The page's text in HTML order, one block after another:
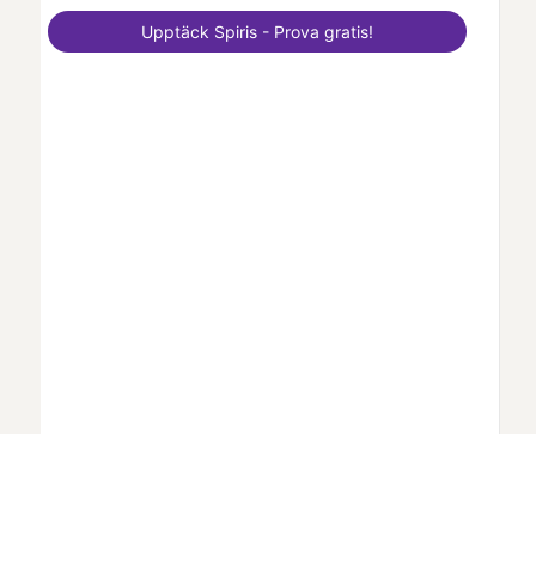
Upptäck Spiris - Prova gratis!